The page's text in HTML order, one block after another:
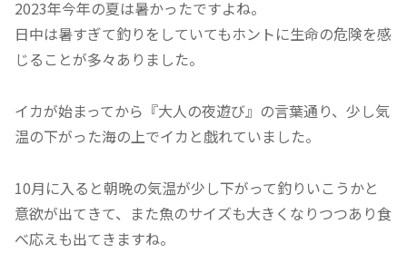
2023年今年の夏は暑かったですよね。
日中は暑すぎて釣りをしていてもホントに生命の危険を感
じることが多々ありました。
イカが始まってから『大人の夜遊び』の言葉通り、少し気
温の下がった海の上でイカと戯れていました。
10月に入ると朝晩の気温が少し下がって釣りいこうかと
意欲が出てきて、また魚のサイズも大きくなりつつあり食
べ応えも出てきますね。